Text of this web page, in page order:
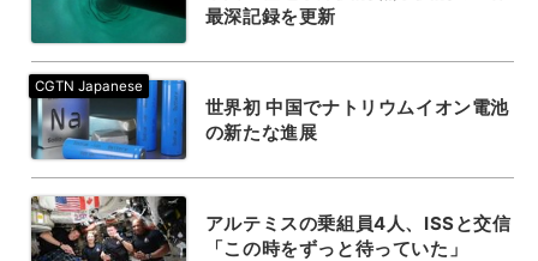
最深記録を更新
世界初 中国でナトリウムイオン電池
の新たな進展
アルテミスの乗組員4人、ISSと交信
「この時をずっと待っていた」